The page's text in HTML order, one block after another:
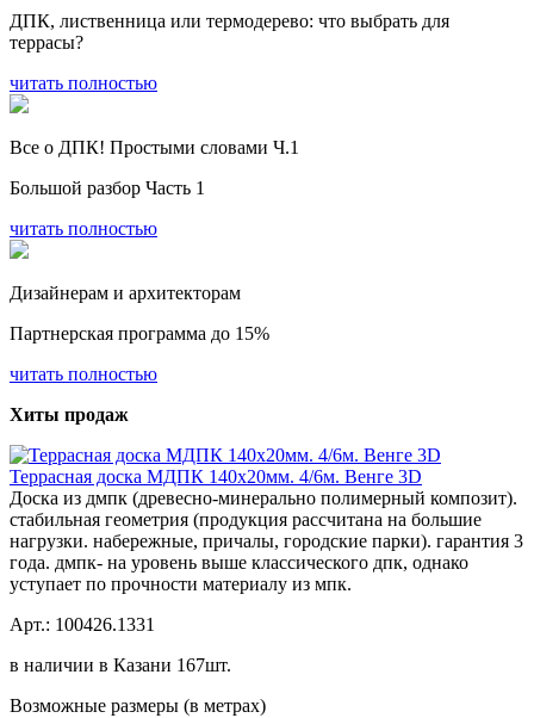
ДПК, лиственница или термодерево: что выбрать для
террасы?
читать полностью
Все о ДПК! Простыми словами Ч.1
Большой разбор Часть 1
читать полностью
Дизайнерам и архитекторам
Партнерская программа до 15%
читать полностью
Хиты продаж
Террасная доска МДПК 140x20мм. 4/6м. Венге 3D
Доска из дмпк (древесно-минерально полимерный композит).
стабильная геометрия (продукция рассчитана на большие
нагрузки. набережные, причалы, городские парки). гарантия 3
года. дмпк- на уровень выше классического дпк, однако
уступает по прочности материалу из мпк.
Арт.: 100426.1331
в наличии в Казани 167шт.
Возможные размеры (в метрах)